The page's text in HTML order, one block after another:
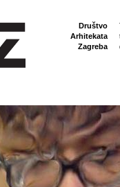
Društvo
Arhitekata
Zagreba